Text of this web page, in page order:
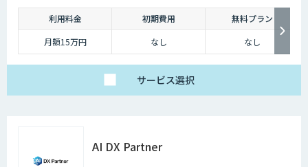
利用料金 初期費用
無料プラン
月額15万円
なし なし
サービス選択
AI DX Partner